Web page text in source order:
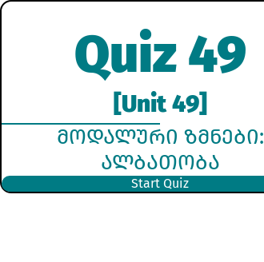
Quiz 49
[Unit 49]
ᲛᲝᲓᲐᲚᲣᲠᲘ ᲖᲛᲜᲔᲑᲘ:
ᲐᲚᲑᲐᲗᲝᲑᲐ
Start Quiz